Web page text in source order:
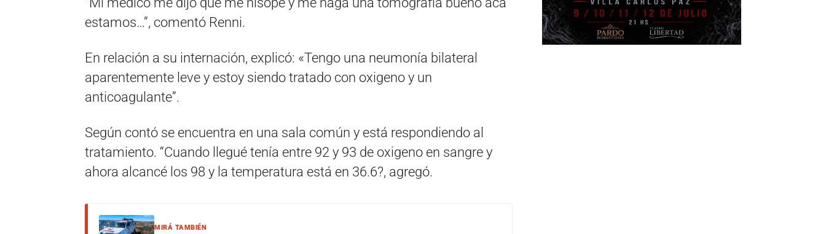
estamos…”, comentó Renni.
En relación a su internación, explicó: «Tengo una neumonía bilateral
aparentemente leve y estoy siendo tratado con oxigeno y un
anticoagulante”.
Según contó se encuentra en una sala común y está respondiendo al
tratamiento. “Cuando llegué tenía entre 92 y 93 de oxigeno en sangre y
ahora alcancé los 98 y la temperatura está en 36.6?, agregó.
MIRÁ TAMBIÉN